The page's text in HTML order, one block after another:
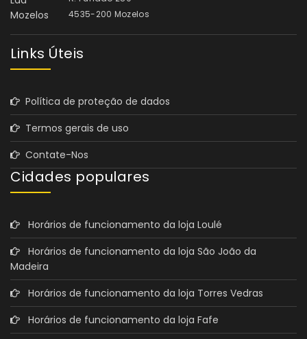
4535-200 Mozelos
Links Úteis
Política de proteção de dados
Termos gerais de uso
Contate-Nos
Cidades populares
Horários de funcionamento da loja Loulé
Horários de funcionamento da loja São João da
Madeira
Horários de funcionamento da loja Torres Vedras
Horários de funcionamento da loja Fafe